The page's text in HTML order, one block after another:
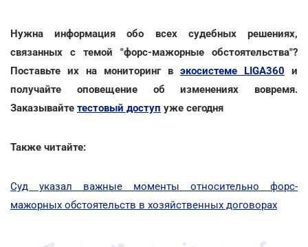
Нужна информация обо всех судебных решениях,
связанных с темой "форс-мажорные обстоятельства"?
Поставьте их на мониторинг в экосистеме LIGA360 и
получайте оповещение об изменениях вовремя.
Заказывайте тестовый доступ уже сегодня
Также читайте:
Суд указал важные моменты относительно форс-
мажорных обстоятельств в хозяйственных договорах